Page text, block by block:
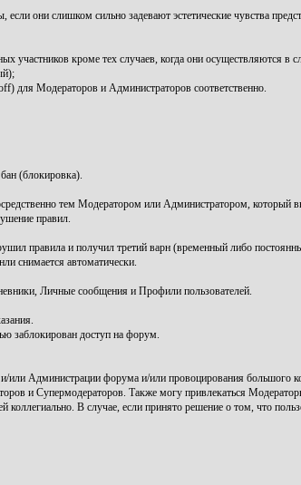
они слишком сильно задевают эстетические чувства
кроме тех случаев, когда они осуществляются в
для Модераторов и Администраторов соответственно.
(блокировка).
тем Модератором или Администратором, который
правил.
правила и получил третий варн (временный либо
снимается автоматически.
Личные сообщения и Профили пользователей.
заблокирован доступ на форум.
Администрации форума и/или провоцирования большого
и Супермодераторов. Также могу привлекаться
В случае, если принято решение о том, что